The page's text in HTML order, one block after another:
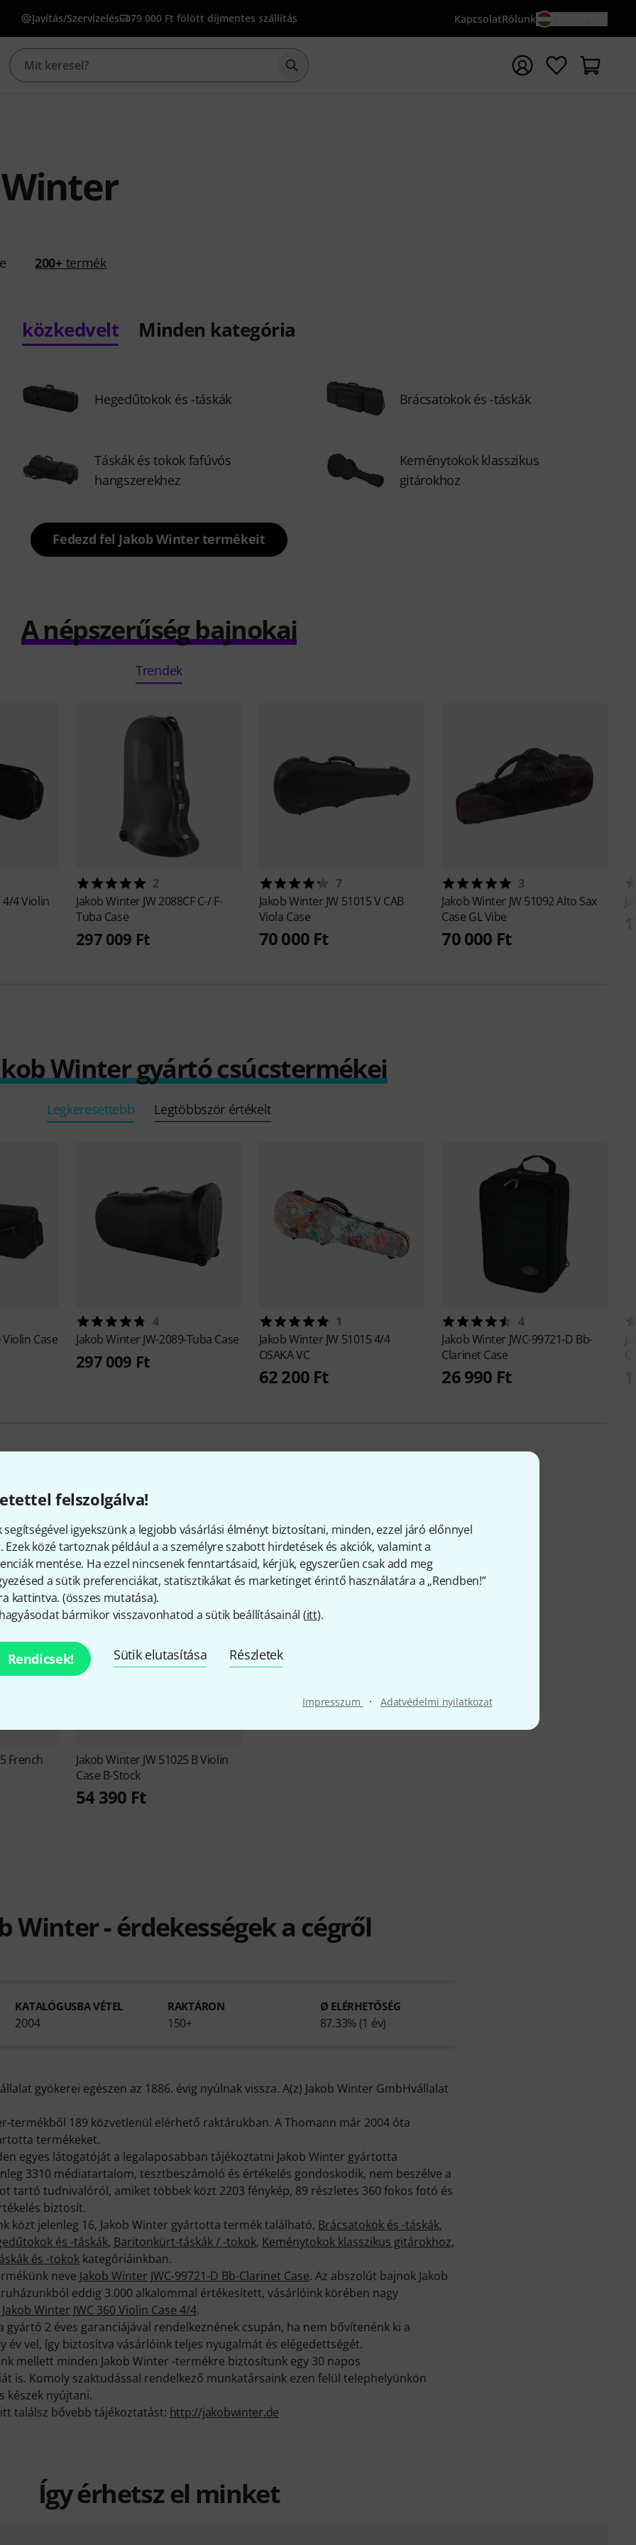
felszolgálva!
segítségével igyekszünk a legjobb vásárlási élményt biztosítani, minden, ezzel járó előnnyel
Ezek közé tartoznak például a a személyre szabott hirdetések és akciók, valamint a
mentése. Ha ezzel nincsenek fenntartásaid, kérjük, egyszerűen csak add meg
a sütik preferenciákat, statisztikákat és marketinget érintő használatára a „Rendben!”
kattintva. (összes mutatása).
bármikor visszavonhatod a sütik beállításainál (itt).
Rendicsek! Sütik elutasítása Részletek
Impresszum · Adatvédelmi nyilatkozat
Javítás/Szervizelés 79 000 Ft fölött díjmentes szállítás KapcsolatRólunk
Keresés indítása {searchTerm} keresőszóval
200+termék
közkedvelt Minden kategória
Hegedűtokok és -táskák Brácsatokok és -táskák
Táskák és tokok fafúvós
hangszerekhez
Keménytokok klasszikus
gitárokhoz
Fedezd fel Jakob Winter termékeit
A népszerűség bajnokai
Trendek
4/4 Violin
2
Jakob Winter JW 2088CF C-/ F-
Tuba Case
297 009 Ft
7
Jakob Winter JW 51015 V CAB
Viola Case
70 000 Ft
3
Jakob Winter JW 51092 Alto Sax
Case GL Vibe
70 000 Ft
Winter gyártó csúcstermékei
Legkeresettebb Legtöbbször értékelt
Violin Case
4
Jakob Winter JW-2089-Tuba Case
297 009 Ft
1
Jakob Winter JW 51015 4/4
OSAKA VC
62 200 Ft
4
Jakob Winter JWC-99721-D Bb-
Clarinet Case
26 990 Ft
Jakob Winter akciói
Alkalmi vételek
French Jakob Winter JW 51025 B Violin
Case B-Stock
54 390 Ft
Winter - érdekességek a cégről
KATALÓGUSBA VÉTEL
2004
RAKTÁRON
150+
Ø ELÉRHETŐSÉG
87.33% (1 év)
gyökerei egészen az 1886. évig nyúlnak vissza. A(z) Jakob Winter GmbHvállalat
termékből 189 közvetlenül elérhető raktárukban. A Thomann már 2004 óta
termékeket.
egyes látogatóját a legalaposabban tájékoztatni Jakob Winter gyártotta
3310 médiatartalom, tesztbeszámoló és értékelés gondoskodik, nem beszélve a
tartó tudnivalóról, amiket többek közt 2203 fénykép, 89 részletes 360 fokos fotó és
biztosít.
közt jelenleg 16, Jakob Winter gyártotta termék található, Brácsatokok és -táskák,
és -táskák, Baritonkürt-táskák / -tokok, Keménytokok klasszikus gitárokhoz,
és -tokokkategóriáinkban.
neve Jakob Winter JWC-99721-D Bb-Clarinet Case. Az abszolút bajnok Jakob
eddig 3.000 alkalommal értékesített, vásárlóink körében nagy
Jakob Winter JWC 360 Violin Case 4/4.
gyártó 2 éves garanciájával rendelkeznének csupán, ha nem bővítenénk ki a
év vel, így biztosítva vásárlóink teljes nyugalmát és elégedettségét.
mellett minden Jakob Winter -termékre biztosítunk egy 30 napos
is. Komoly szaktudással rendelkező munkatársaink ezen felül telephelyünkön
készek nyújtani.
találsz bővebb tájékoztatást: http://jakobwinter.de
Így érhetsz el minket